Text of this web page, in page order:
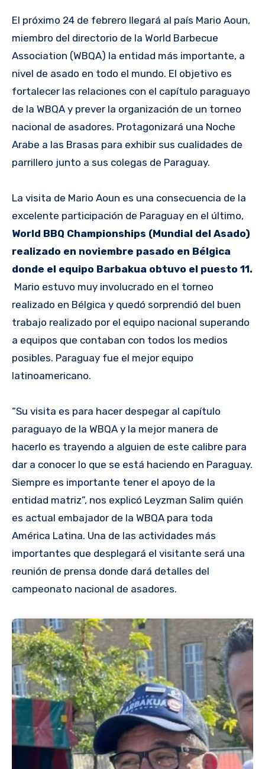
El próximo 24 de febrero llegará al país Mario Aoun,
miembro del directorio de la World Barbecue
Association (WBQA) la entidad más importante, a
nivel de asado en todo el mundo. El objetivo es
fortalecer las relaciones con el capítulo paraguayo
de la WBQA y prever la organización de un torneo
nacional de asadores. Protagonizará una Noche
Arabe a las Brasas para exhibir sus cualidades de
parrillero junto a sus colegas de Paraguay.
La visita de Mario Aoun es una consecuencia de la
excelente participación de Paraguay en el último,
World BBQ Championships (Mundial del Asado)
realizado en noviembre pasado en Bélgica
donde el equipo Barbakua obtuvo el puesto 11.
Mario estuvo muy involucrado en el torneo
realizado en Bélgica y quedó sorprendió del buen
trabajo realizado por el equipo nacional superando
a equipos que contaban con todos los medios
posibles. Paraguay fue el mejor equipo
latinoamericano.
“Su visita es para hacer despegar al capítulo
paraguayo de la WBQA y la mejor manera de
hacerlo es trayendo a alguien de este calibre para
dar a conocer lo que se está haciendo en Paraguay.
Siempre es importante tener el apoyo de la
entidad matriz”, nos explicó Leyzman Salim quién
es actual embajador de la WBQA para toda
América Latina. Una de las actividades más
importantes que desplegará el visitante será una
reunión de prensa donde dará detalles del
campeonato nacional de asadores.